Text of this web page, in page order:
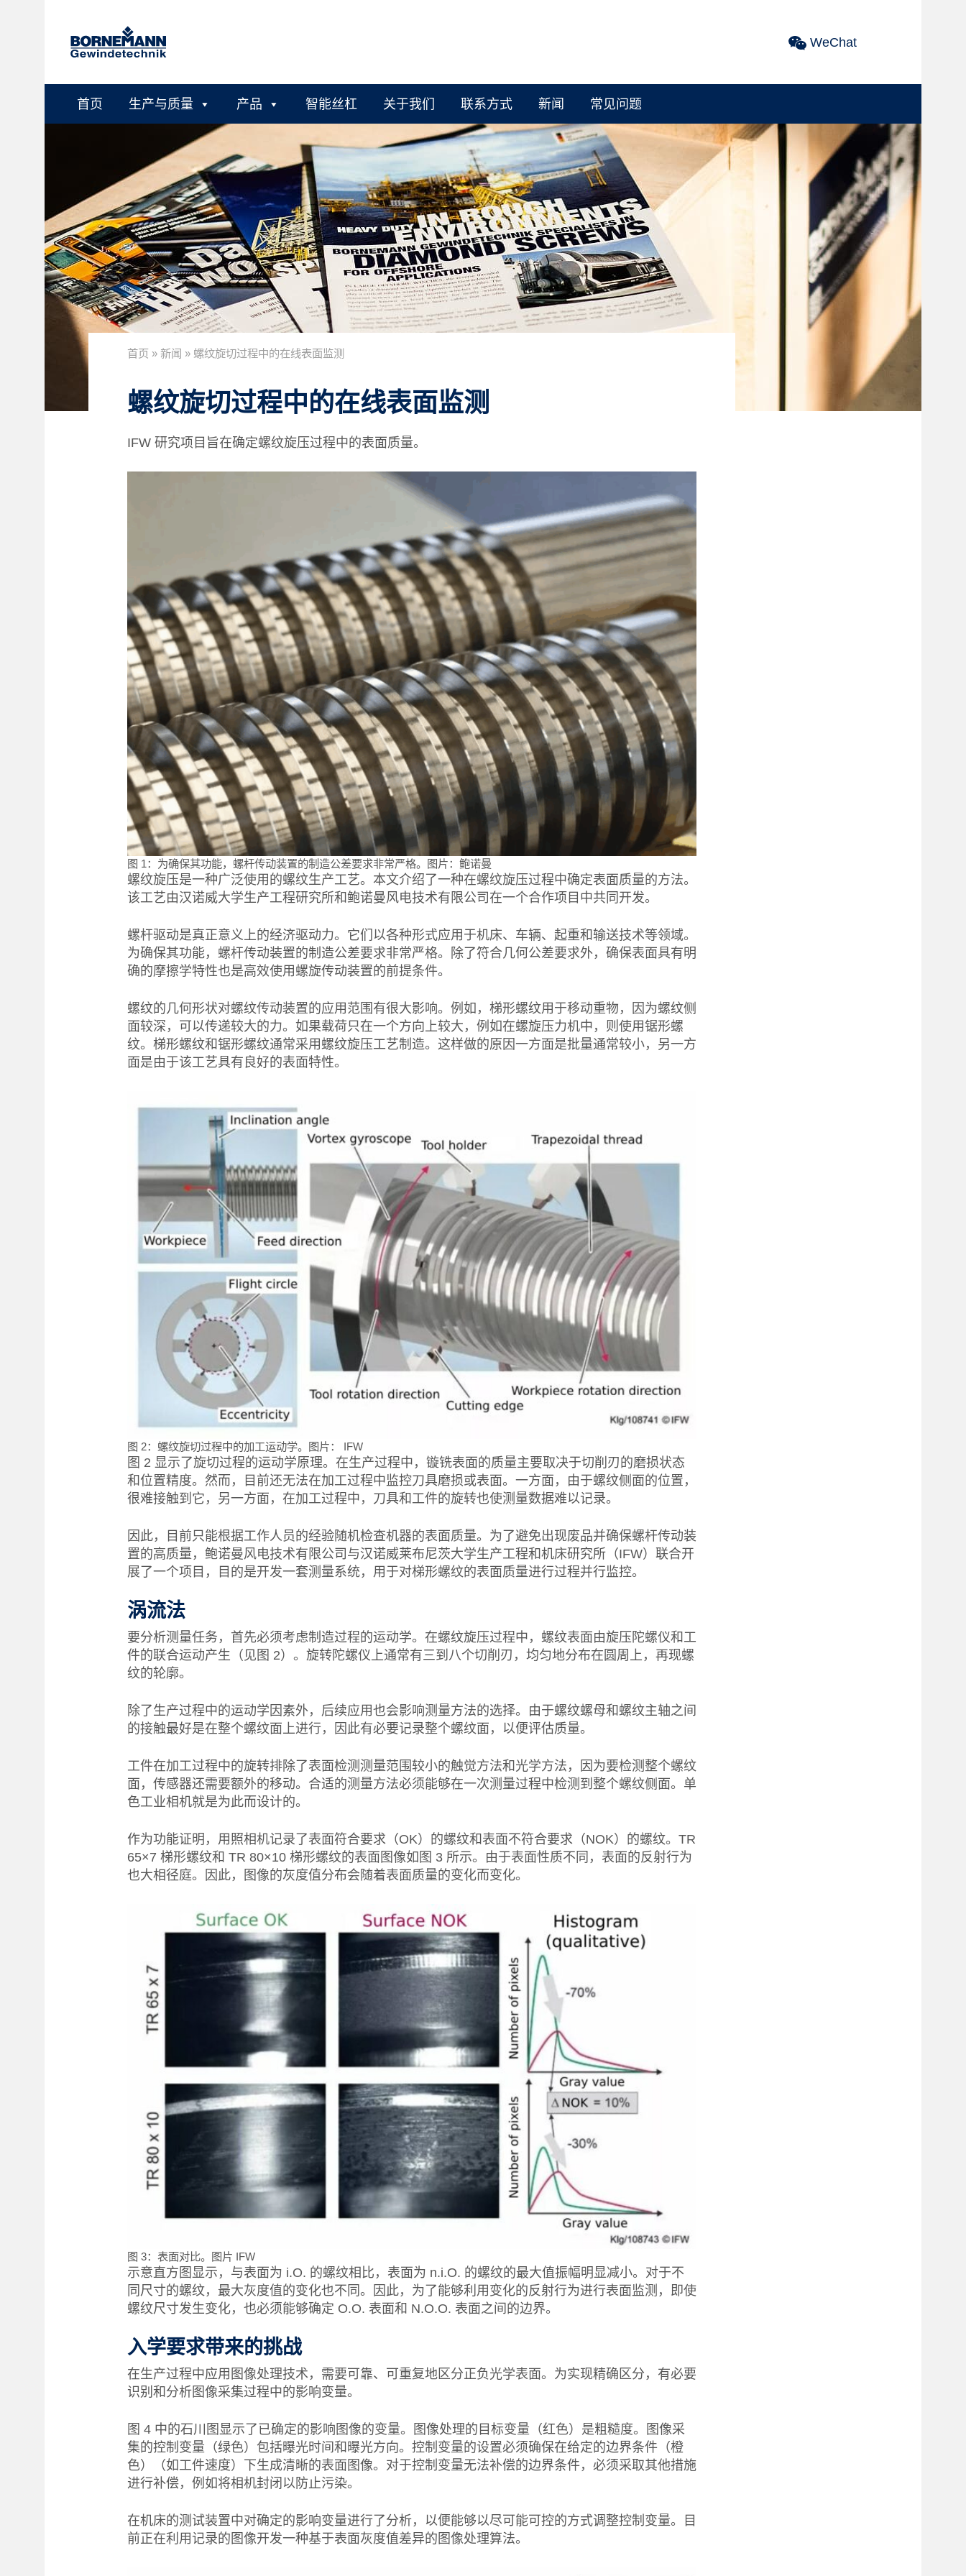
WeChat
首页 生产与质量 产品 智能丝杠 关于我们 联系方式 新闻 常见问题
首页 » 新闻 » 螺纹旋切过程中的在线表面监测
螺纹旋切过程中的在线表面监测
IFW 研究项目旨在确定螺纹旋压过程中的表面质量。
图 1：为确保其功能，螺杆传动装置的制造公差要求非常严格。图片：鲍诺曼
螺纹旋压是一种广泛使用的螺纹生产工艺。本文介绍了一种在螺纹旋压过程中确定表面质量的方法。
该工艺由汉诺威大学生产工程研究所和鲍诺曼风电技术有限公司在一个合作项目中共同开发。
螺杆驱动是真正意义上的经济驱动力。它们以各种形式应用于机床、车辆、起重和输送技术等领域。
为确保其功能，螺杆传动装置的制造公差要求非常严格。除了符合几何公差要求外，确保表面具有明
确的摩擦学特性也是高效使用螺旋传动装置的前提条件。
螺纹的几何形状对螺纹传动装置的应用范围有很大影响。例如，梯形螺纹用于移动重物，因为螺纹侧
面较深，可以传递较大的力。如果载荷只在一个方向上较大，例如在螺旋压力机中，则使用锯形螺
纹。梯形螺纹和锯形螺纹通常采用螺纹旋压工艺制造。这样做的原因一方面是批量通常较小，另一方
面是由于该工艺具有良好的表面特性。
图 2：螺纹旋切过程中的加工运动学。图片： IFW
图 2 显示了旋切过程的运动学原理。在生产过程中，镟铣表面的质量主要取决于切削刃的磨损状态
和位置精度。然而，目前还无法在加工过程中监控刀具磨损或表面。一方面，由于螺纹侧面的位置，
很难接触到它，另一方面，在加工过程中，刀具和工件的旋转也使测量数据难以记录。
因此，目前只能根据工作人员的经验随机检查机器的表面质量。为了避免出现废品并确保螺杆传动装
置的高质量，鲍诺曼风电技术有限公司与汉诺威莱布尼茨大学生产工程和机床研究所（IFW）联合开
展了一个项目，目的是开发一套测量系统，用于对梯形螺纹的表面质量进行过程并行监控。
涡流法
要分析测量任务，首先必须考虑制造过程的运动学。在螺纹旋压过程中，螺纹表面由旋压陀螺仪和工
件的联合运动产生（见图 2）。旋转陀螺仪上通常有三到八个切削刃，均匀地分布在圆周上，再现螺
纹的轮廓。
除了生产过程中的运动学因素外，后续应用也会影响测量方法的选择。由于螺纹螺母和螺纹主轴之间
的接触最好是在整个螺纹面上进行，因此有必要记录整个螺纹面，以便评估质量。
工件在加工过程中的旋转排除了表面检测测量范围较小的触觉方法和光学方法，因为要检测整个螺纹
面，传感器还需要额外的移动。合适的测量方法必须能够在一次测量过程中检测到整个螺纹侧面。单
色工业相机就是为此而设计的。
作为功能证明，用照相机记录了表面符合要求（OK）的螺纹和表面不符合要求（NOK）的螺纹。TR
65×7 梯形螺纹和 TR 80×10 梯形螺纹的表面图像如图 3 所示。由于表面性质不同，表面的反射行为
也大相径庭。因此，图像的灰度值分布会随着表面质量的变化而变化。
图 3：表面对比。图片 IFW
示意直方图显示，与表面为 i.O. 的螺纹相比，表面为 n.i.O. 的螺纹的最大值振幅明显减小。对于不
同尺寸的螺纹，最大灰度值的变化也不同。因此，为了能够利用变化的反射行为进行表面监测，即使
螺纹尺寸发生变化，也必须能够确定 O.O. 表面和 N.O.O. 表面之间的边界。
入学要求带来的挑战
在生产过程中应用图像处理技术，需要可靠、可重复地区分正负光学表面。为实现精确区分，有必要
识别和分析图像采集过程中的影响变量。
图 4 中的石川图显示了已确定的影响图像的变量。图像处理的目标变量（红色）是粗糙度。图像采
集的控制变量（绿色）包括曝光时间和曝光方向。控制变量的设置必须确保在给定的边界条件（橙
色）（如工件速度）下生成清晰的表面图像。对于控制变量无法补偿的边界条件，必须采取其他措施
进行补偿，例如将相机封闭以防止污染。
在机床的测试装置中对确定的影响变量进行了分析，以便能够以尽可能可控的方式调整控制变量。目
前正在利用记录的图像开发一种基于表面灰度值差异的图像处理算法。